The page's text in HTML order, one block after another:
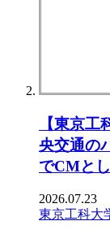
【東京
央交通の
でCMと
2026.07.23
東京工科大